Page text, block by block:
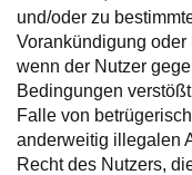
und/oder zu
Vorankündigung
wenn der Nutzer
Bedingungen
Falle von
anderweitig illegalen
Recht des Nutzers,